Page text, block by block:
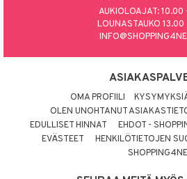
AUKIOLOAJAT: 10.00
LOUNASTAUKO
OMA PROFIILI
OLEN UNOHTANUT
EDULLISET HINNAT
EHDOT -
EVÄSTEET
HENKILÖTIETOJEN